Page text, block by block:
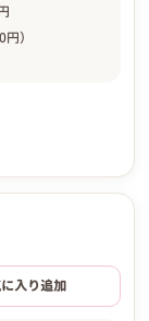
）
入り追加